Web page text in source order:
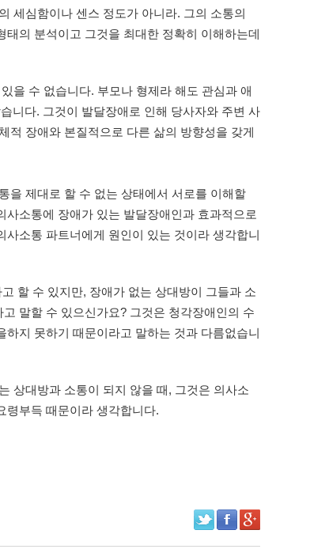
세심함이나 센스 정도가 아니라. 그의 소통의
의 분석이고 그것을 최대한 정확히 이해하는데
을 수 없습니다. 부모나 형제라 해도 관심과 애
니다. 그것이 발달장애로 인해 당사자와 주변 사
적 장애와 본질적으로 다른 삶의 방향성을 갖게
을 제대로 할 수 없는 상태에서 서로를 이해할
소통에 장애가 있는 발달장애인과 효과적으로
소통 파트너에게 원인이 있는 것이라 생각합니
할 수 있지만, 장애가 없는 상대방이 그들과 소
말할 수 있으신가요? 그것은 청각장애인의 수
지 못하기 때문이라고 말하는 것과 다름없습니
상대방과 소통이 되지 않을 때, 그것은 의사소
령부득 때문이라 생각합니다.